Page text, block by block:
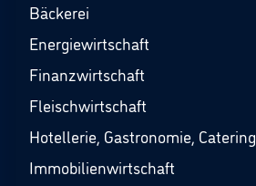
Bäckerei
Energiewirtschaft
Finanzwirtschaft
Fleischwirtschaft
Hotellerie, Gastronomie, Catering
Immobilienwirtschaft